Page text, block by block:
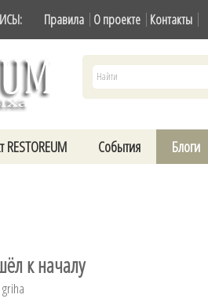
Правила О проекте Контакты
RESTOREUM События Блоги
к началу
griha